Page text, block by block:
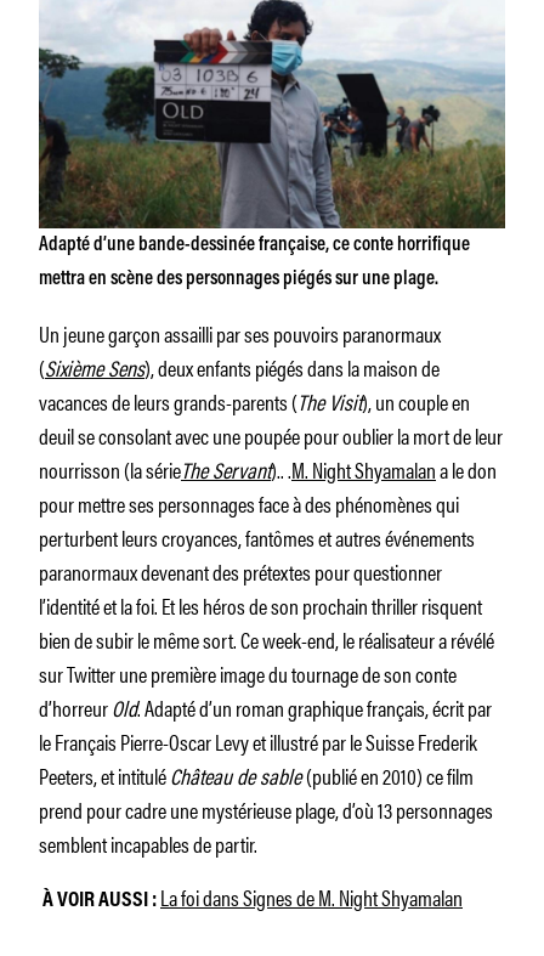
Adapté d’une bande-dessinée française, ce conte horrifique
mettra en scène des personnages piégés sur une plage.
Un jeune garçon assailli par ses pouvoirs paranormaux
(Sixième Sens), deux enfants piégés dans la maison de
vacances de leurs grands-parents (The Visit), un couple en
deuil se consolant avec une poupée pour oublier la mort de leur
nourrisson (la sérieThe Servant).. .M. Night Shyamalana le don
pour mettre ses personnages face à des phénomènes qui
perturbent leurs croyances, fantômes et autres événements
paranormaux devenant des prétextes pour questionner
l’identité et la foi. Et les héros de son prochain thriller risquent
bien de subir le même sort. Ce week-end, le réalisateur a révélé
sur Twitter une première image du tournage de son conte
d’horreurOld. Adapté d’un roman graphique français, écrit par
le Français Pierre-Oscar Levy et illustré par le Suisse Frederik
Peeters, et intituléChâteau de sable(publié en 2010) ce film
prend pour cadre une mystérieuse plage, d’où 13 personnages
semblent incapables de partir.
À VOIR AUSSI : La foi dansSignesde M. Night Shyamalan